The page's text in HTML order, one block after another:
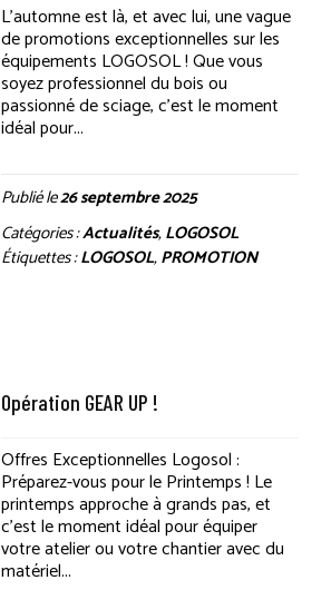
L’automne est là, et avec lui, une vague
de promotions exceptionnelles sur les
équipements LOGOSOL ! Que vous
soyez professionnel du bois ou
passionné de sciage, c’est le moment
idéal pour...
Publié le26 septembre 2025
Catégories :Actualités,LOGOSOL
Étiquettes :LOGOSOL,PROMOTION
Opération GEAR UP !
Offres Exceptionnelles Logosol :
Préparez-vous pour le Printemps ! Le
printemps approche à grands pas, et
c’est le moment idéal pour équiper
votre atelier ou votre chantier avec du
matériel...